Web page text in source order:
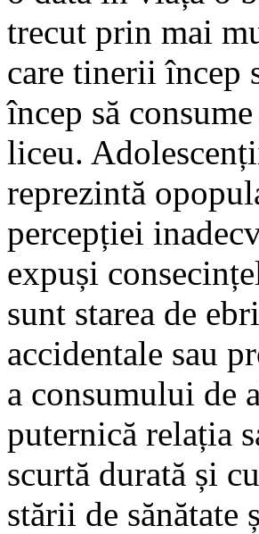
trecut prin mai
care tinerii încep
încep să
liceu.
reprezintă
percepției
expuși
sunt starea de
accidentale sau
a consumului de
puternică relația
scurtă durată și
stării de